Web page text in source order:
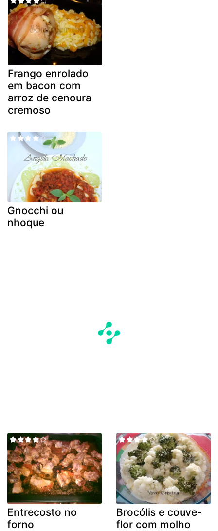
Frango enrolado
em bacon com
arroz de cenoura
cremoso
Gnocchi ou
nhoque
Entrecosto no
forno
Brocólis e couve-
flor com molho